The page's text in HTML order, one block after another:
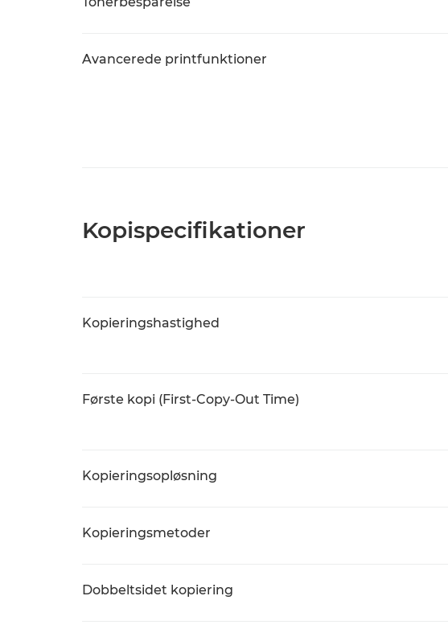
Avancerede printfunktioner
Kopispecifikationer
Kopieringshastighed
Første kopi (First-Copy-Out Time)
Kopieringsopløsning
Kopieringsmetoder
Dobbeltsidet kopiering